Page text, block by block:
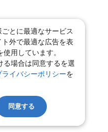
とに最適なサービス
外で最適な広告を表
用しています。
場合は同意するを選
ライバシーポリシーを
同意する